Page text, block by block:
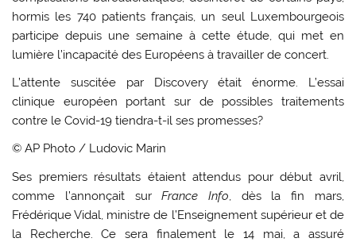
hormis les 740 patients français, un seul Luxembourgeois
participe depuis une semaine à cette étude, qui met en
lumière l’incapacité des Européens à travailler de concert.
L’attente suscitée par Discovery était énorme. L’essai
clinique européen portant sur de possibles traitements
contre le Covid-19 tiendra-t-il ses promesses?
© AP Photo / Ludovic Marin
Ses premiers résultats étaient attendus pour début avril,
comme l’annonçait surFrance Info, dès la fin mars,
Frédérique Vidal, ministre de l’Enseignement supérieur et de
la Recherche. Ce sera finalement le 14 mai, a assuré